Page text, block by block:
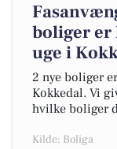
boliger er
uge i
2 nye boliger
Kokkedal. Vi
hvilke boliger
Kilde: Boliga